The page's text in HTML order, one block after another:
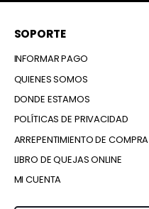
SOPORTE
INFORMAR PAGO
QUIENES SOMOS
DONDE ESTAMOS
POLÍTICAS DE PRIVACIDAD
ARREPENTIMIENTO DE COMPRA
LIBRO DE QUEJAS ONLINE
MI CUENTA